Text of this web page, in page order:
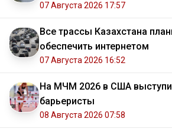
07 Августа 2026 17:57
Все трассы Казахстана
обеспечить интернетом
07 Августа 2026 16:52
На МЧМ 2026 в США
барьеристы
08 Августа 2026 07:58